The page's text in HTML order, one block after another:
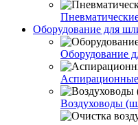
Оборудование для
Оборудование
Воздуховоды